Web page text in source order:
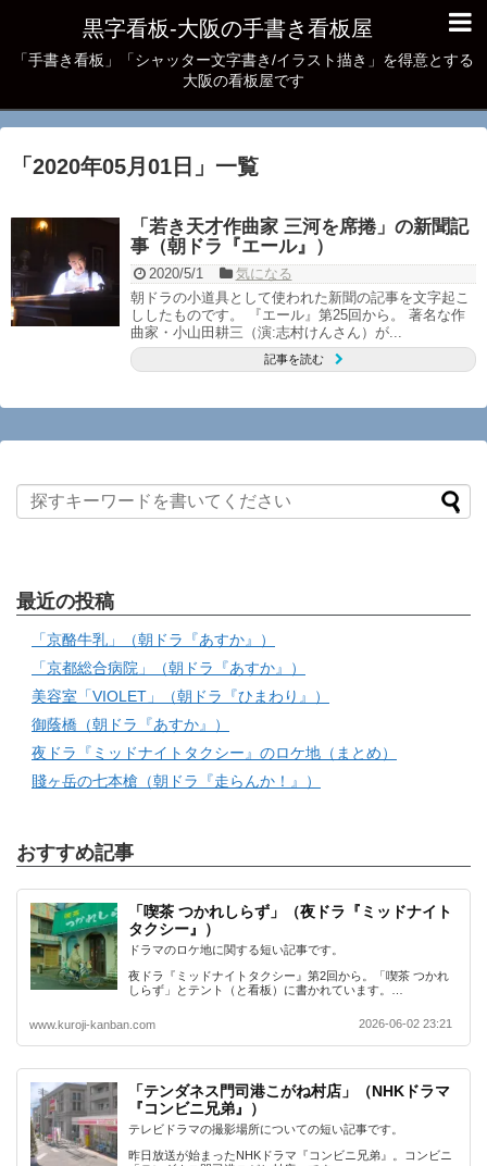
黒字看板‐大阪の手書き看板屋
「手書き看板」「シャッター文字書き/イラスト描き」を得意とする
大阪の看板屋です
「 2020年05月01日 」 一覧
「若き天才作曲家 三河を席捲」の新聞記
事（朝ドラ『エール』）
2020/5/1
気になる
朝ドラの小道具として使われた新聞の記事を文字起こ
ししたものです。 『エール』第25回から。 著名な作
曲家・小山田耕三（演:志村けんさん）が...
記事を読む
最近の投稿
「京酪牛乳」（朝ドラ『あすか』）
「京都総合病院」（朝ドラ『あすか』）
美容室「VIOLET」（朝ドラ『ひまわり』）
御蔭橋（朝ドラ『あすか』）
夜ドラ『ミッドナイトタクシー』のロケ地（まとめ）
賤ヶ岳の七本槍（朝ドラ『走らんか！』）
おすすめ記事
「喫茶 つかれしらず」（夜ドラ『ミッドナイト
タクシー』）
ドラマのロケ地に関する短い記事です。
夜ドラ『ミッドナイトタクシー』第2回から。「喫茶 つかれ
しらず」とテント（と看板）に書かれています。…
www.kuroji-kanban.com 2026-06-02 23:21
「テンダネス門司港こがね村店」（NHKドラマ
『コンビニ兄弟』）
テレビドラマの撮影場所についての短い記事です。
昨日放送が始まったNHKドラマ『コンビニ兄弟』。コンビニ